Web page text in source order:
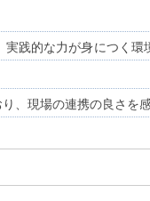
践的な力が身につく環
、現場の連携の良さを感